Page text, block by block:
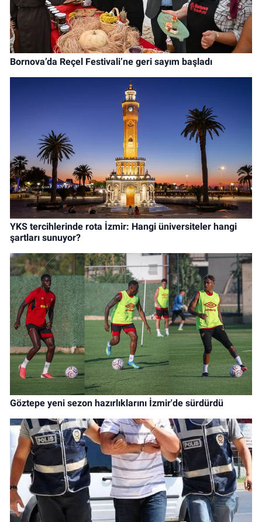
Bornova’da Reçel Festivali’ne geri sayım başladı
YKS tercihlerinde rota İzmir: Hangi üniversiteler hangi
şartları sunuyor?
Göztepe yeni sezon hazırlıklarını İzmir'de sürdürdü